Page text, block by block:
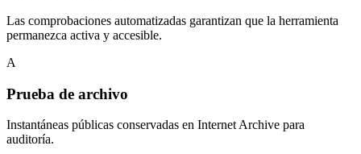
Las comprobaciones automatizadas garantizan que la herramienta
permanezca activa y accesible.
A
Prueba de archivo
Instantáneas públicas conservadas en Internet Archive para
auditoría.